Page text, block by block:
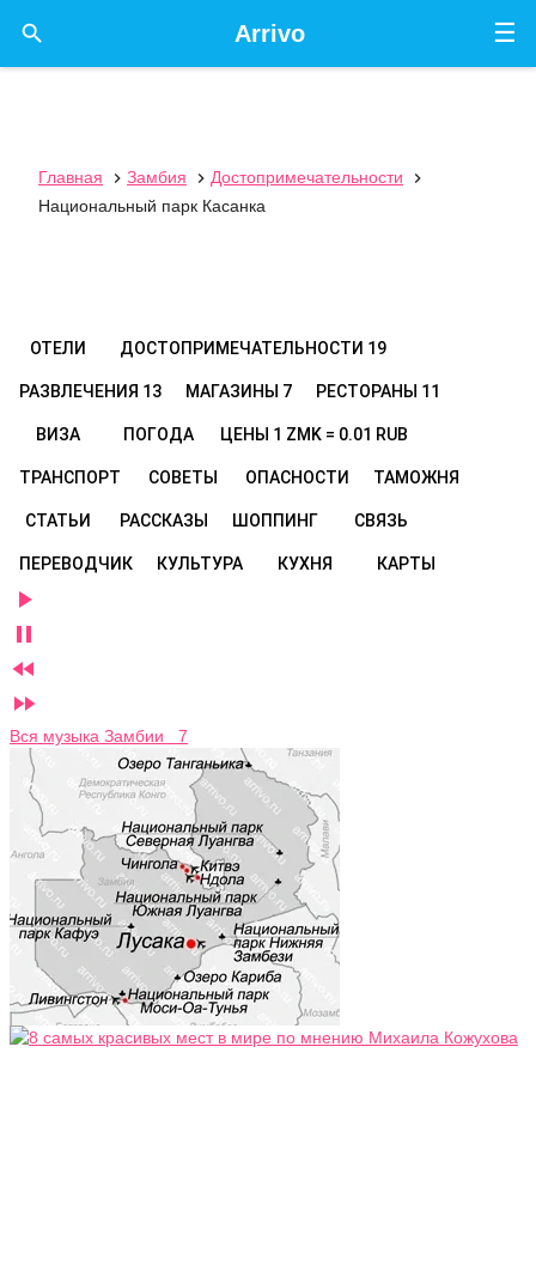
☰
Arrivo

Главная  Замбия  Достопримечательности

Национальный парк Касанка
ОТЕЛИ ДОСТОПРИМЕЧАТЕЛЬНОСТИ 19
РАЗВЛЕЧЕНИЯ 13 МАГАЗИНЫ 7 РЕСТОРАНЫ 11
ВИЗА ПОГОДА ЦЕНЫ 1 ZMK = 0.01 RUB
ТРАНСПОРТ СОВЕТЫ ОПАСНОСТИ ТАМОЖНЯ
СТАТЬИ РАССКАЗЫ ШОППИНГ СВЯЗЬ
ПЕРЕВОДЧИК КУЛЬТУРА КУХНЯ КАРТЫ




Вся музыка Замбии 7